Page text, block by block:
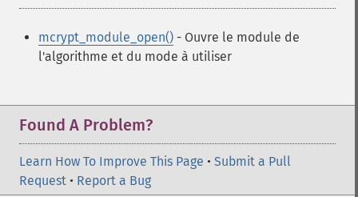
mcrypt_module_open() - Ouvre le module de
l'algorithme et du mode à utiliser
Found A Problem?
Learn How To Improve This Page • Submit a Pull
Request • Report a Bug